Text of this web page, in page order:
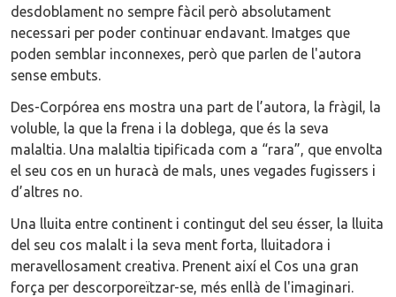
desdoblament no sempre fàcil però absolutament
necessari per poder continuar endavant. Imatges que
poden semblar inconnexes, però que parlen de l'autora
sense embuts.
Des-Corpórea ens mostra una part de l’autora, la fràgil, la
voluble, la que la frena i la doblega, que és la seva
malaltia. Una malaltia tipificada com a “rara”, que envolta
el seu cos en un huracà de mals, unes vegades fugissers i
d’altres no.
Una lluita entre continent i contingut del seu ésser, la lluita
del seu cos malalt i la seva ment forta, lluitadora i
meravellosament creativa. Prenent així el Cos una gran
força per descorporeïtzar-se, més enllà de l'imaginari.